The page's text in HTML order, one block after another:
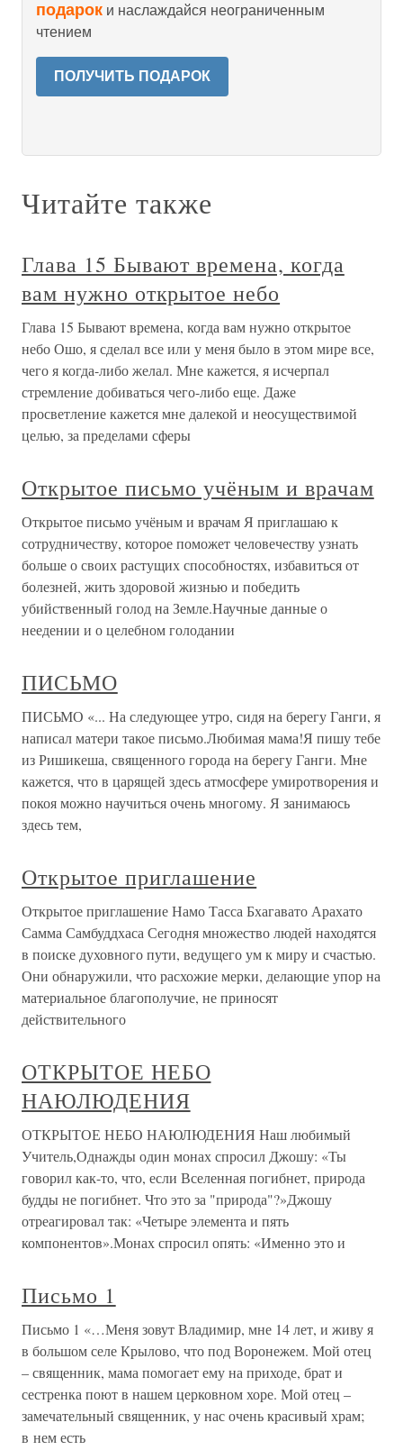
подарок и наслаждайся неограниченным
чтением
ПОЛУЧИТЬ ПОДАРОК
Читайте также
Глава 15 Бывают времена, когда
вам нужно открытое небо
Глава 15 Бывают времена, когда вам нужно открытое
небо Ошо, я сделал все или у меня было в этом мире все,
чего я когда-либо желал. Мне кажется, я исчерпал
стремление добиваться чего-либо еще. Даже
просветление кажется мне далекой и неосуществимой
целью, за пределами сферы
Открытое письмо учёным и врачам
Открытое письмо учёным и врачам Я приглашаю к
сотрудничеству, которое поможет человечеству узнать
больше о своих растущих способностях, избавиться от
болезней, жить здоровой жизнью и победить
убийственный голод на Земле.Научные данные о
неедении и о целебном голодании
ПИСЬМО
ПИСЬМО «... На следующее утро, сидя на берегу Ганги, я
написал матери такое письмо.Любимая мама!Я пишу тебе
из Ришикеша, священного города на берегу Ганги. Мне
кажется, что в царящей здесь атмосфере умиротворения и
покоя можно научиться очень многому. Я занимаюсь
здесь тем,
Открытое приглашение
Открытое приглашение Намо Тасса Бхагавато Арахато
Самма Самбуддхаса Сегодня множество людей находятся
в поиске духовного пути, ведущего ум к миру и счастью.
Они обнаружили, что расхожие мерки, делающие упор на
материальное благополучие, не приносят
действительного
ОТКРЫТОЕ НЕБО
НАЮЛЮДЕНИЯ
ОТКРЫТОЕ НЕБО НАЮЛЮДЕНИЯ Наш любимый
Учитель,Однажды один монах спросил Джошу: «Ты
говорил как-то, что, если Вселенная погибнет, природа
будды не погибнет. Что это за "природа"?»Джошу
отреагировал так: «Четыре элемента и пять
компонентов».Монах спросил опять: «Именно это и
Письмо 1
Письмо 1 «…Меня зовут Владимир, мне 14 лет, и живу я
в большом селе Крылово, что под Воронежем. Мой отец
– священник, мама помогает ему на приходе, брат и
сестренка поют в нашем церковном хоре. Мой отец –
замечательный священник, у нас очень красивый храм;
в нем есть